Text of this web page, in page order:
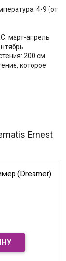
4-9 (от
март-апрель
200 см
которое
Ernest
(Dreamer)